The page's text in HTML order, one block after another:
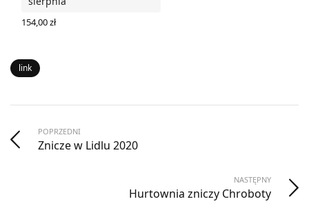
154,00zł
link
POPRZEDNI
Znicze w Lidlu 2020
NASTĘPNY
Hurtownia zniczy Chroboty